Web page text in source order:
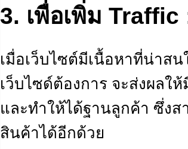
3. เพื่อเพิ่ม Traffic
เมื่อเว็บไซต์มีเนื้อหาที่น่าส
เว็บไซด์ต้องการ จะส่งผลใ
และทำให้ได้ฐานลูกค้า ซึ่ง
สินค้าได้อีกด้วย